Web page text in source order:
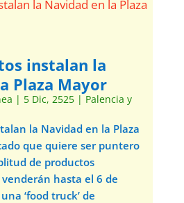
instalan la
Plaza Mayor
| 5 Dic, 2525| Palencia y
la Navidad en la Plaza
que quiere ser puntero
de productos
hasta el 6 de
‘food truck’ de